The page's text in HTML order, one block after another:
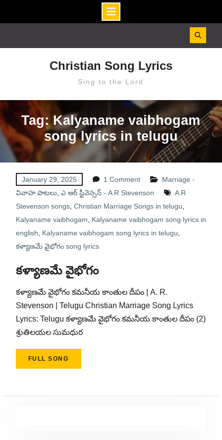
Christian Song Lyrics
Sing to the Lord
Tag: Kalyaname vaibhogam
song lyrics in telugu
January 29, 2025 1 Comment
Marriage -
వివాహ పాటలు, ఎ ఆర్ స్టీవెన్సన్ - A R Stevenson
A R
Stevenson songs, Christian Marriage Songs in telugu
Kalyaname vaibhogam
Kalyaname vaibhogam song lyrics in
english
Kalyaname vaibhogam song lyrics in telugu
కళ్యాణమే వైభోగం song lyrics
కళ్యాణమే వైభోగం
కళ్యాణమే వైభోగం కమనీయ కాంతుల దీపం | A. R.
Stevenson | Telugu Christian Marriage Song Lyrics
Lyrics: Telugu కళ్యాణమే వైభోగం కమనీయ కాంతుల దీపం (2)
శ్రుతిలయల సుమధుర
FULL SONG